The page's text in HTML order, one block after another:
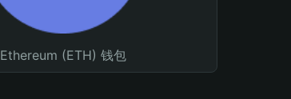
Ethereum (ETH) 钱包